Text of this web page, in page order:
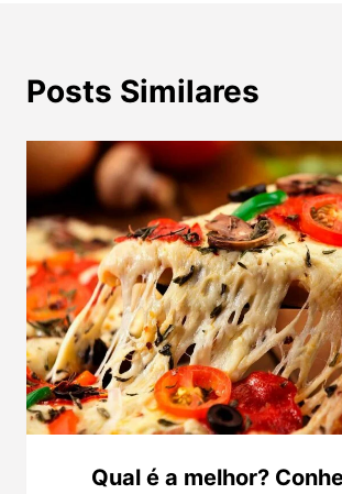
Posts Similares
Qual é a melhor?